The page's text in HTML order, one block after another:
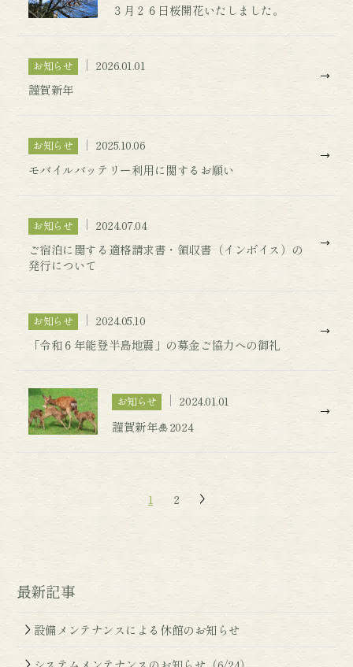
３月２６日桜開花いたしました。
お知らせ
2026.01.01
謹賀新年
お知らせ
2025.10.06
モバイルバッテリー利用に関するお願い
お知らせ
2024.07.04
ご宿泊に関する適格請求書・領収書（インボイス）の
発行について
お知らせ
2024.05.10
「令和６年能登半島地震」の募金ご協力への御礼
お知らせ
2024.01.01
謹賀新年🎍2024
1 2
最新記事
設備メンテナンスによる休館のお知らせ